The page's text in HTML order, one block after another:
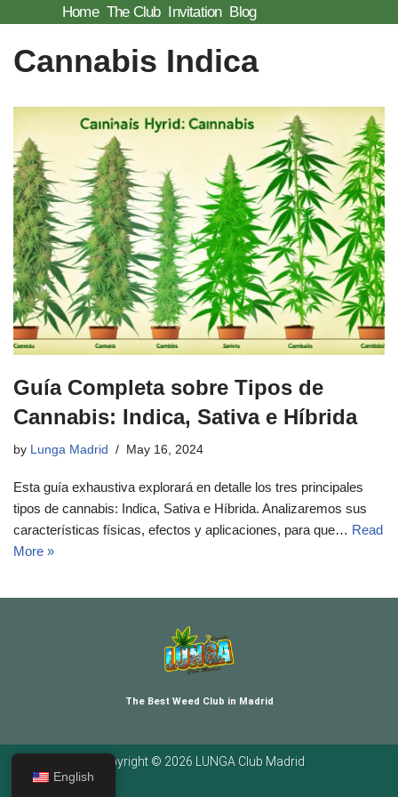
Skip
to
Home The Club Invitation Blog
Cannabis Indica
Guía Completa sobre Tipos de
Cannabis: Indica, Sativa e Híbrida
by Lunga Madrid May 16, 2024
Esta guía exhaustiva explorará en detalle los tres principales
tipos de cannabis: Indica, Sativa e Híbrida. Analizaremos sus
características físicas, efectos y aplicaciones, para que… Read
More »
The Best Weed Club in Madrid
Copyright © 2026 LUNGA Club Madrid
English